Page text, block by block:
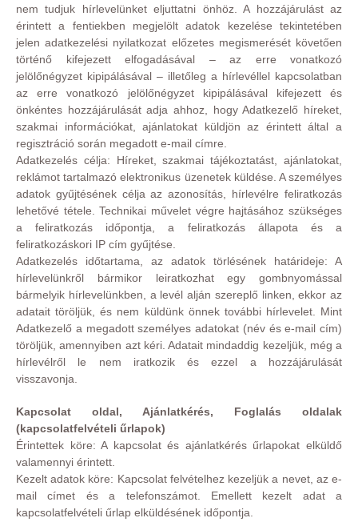
nem tudjuk hírlevelünket eljuttatni önhöz. A hozzájárulást az
érintett a fentiekben megjelölt adatok kezelése tekintetében
jelen adatkezelési nyilatkozat előzetes megismerését követően
történő kifejezett elfogadásával – az erre vonatkozó
jelölőnégyzet kipipálásával – illetőleg a hírlevéllel kapcsolatban
az erre vonatkozó jelölőnégyzet kipipálásával kifejezett és
önkéntes hozzájárulását adja ahhoz, hogy Adatkezelő híreket,
szakmai információkat, ajánlatokat küldjön az érintett által a
regisztráció során megadott e-mail címre.
Adatkezelés célja: Híreket, szakmai tájékoztatást, ajánlatokat,
reklámot tartalmazó elektronikus üzenetek küldése. A személyes
adatok gyűjtésének célja az azonosítás, hírlevélre feliratkozás
lehetővé tétele. Technikai művelet végre hajtásához szükséges
a feliratkozás időpontja, a feliratkozás állapota és a
feliratkozáskori IP cím gyűjtése.
Adatkezelés időtartama, az adatok törlésének határideje: A
hírlevelünkről bármikor leiratkozhat egy gombnyomással
bármelyik hírlevelünkben, a levél alján szereplő linken, ekkor az
adatait töröljük, és nem küldünk önnek további hírlevelet. Mint
Adatkezelő a megadott személyes adatokat (név és e-mail cím)
töröljük, amennyiben azt kéri. Adatait mindaddig kezeljük, még a
hírlevélről le nem iratkozik és ezzel a hozzájárulását
visszavonja.
Kapcsolat oldal, Ajánlatkérés, Foglalás oldalak
(kapcsolatfelvételi űrlapok)
Érintettek köre: A kapcsolat és ajánlatkérés űrlapokat elküldő
valamennyi érintett.
Kezelt adatok köre: Kapcsolat felvételhez kezeljük a nevet, az e-
mail címet és a telefonszámot. Emellett kezelt adat a
kapcsolatfelvételi űrlap elküldésének időpontja.